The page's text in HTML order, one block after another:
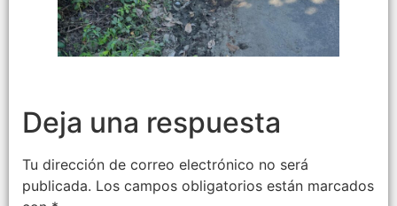
Deja una respuesta
Tu dirección de correo electrónico no será
publicada. Los campos obligatorios están marcados